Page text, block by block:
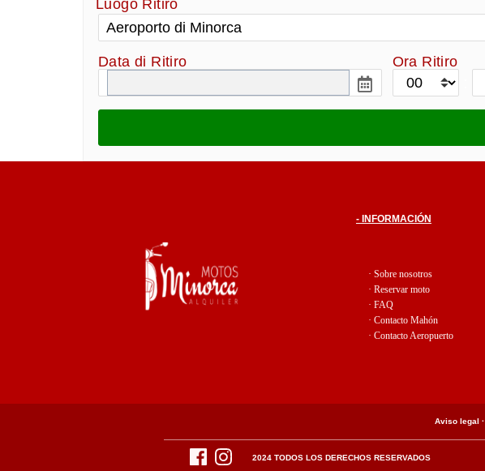
Luogo Ritiro
Data di Ritiro Ora Ritiro
- INFORMACIÓN
· Sobre nosotros
· Reservar moto
· FAQ
· Contacto Mahón
· Contacto Aeropuerto
Aviso legal ·
2024 TODOS LOS DERECHOS RESERVADOS